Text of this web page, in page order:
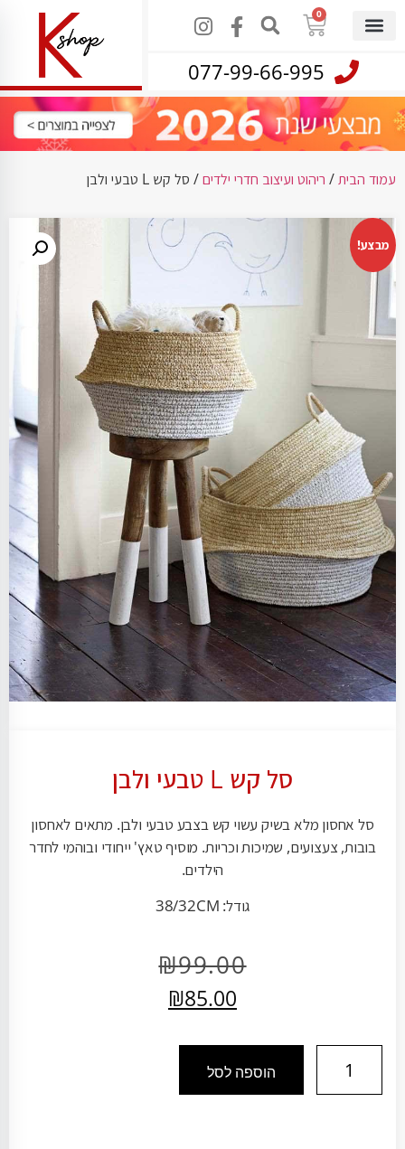
0
077-99-66-995
עמוד הבית/ ריהוט ועיצוב חדרי ילדים/ סל קש L טבעי ולבן
מבצע!
סל קש L טבעי ולבן
סל אחסון מלא בשיק עשוי קש בצבע טבעי ולבן. מתאים לאחסון
בובות, צעצועים, שמיכות וכריות. מוסיף טאץ' ייחודי ובוהמי לחדר
הילדים.
גודל: 38/32CM
₪99.00
₪85.00
הוספה לסל